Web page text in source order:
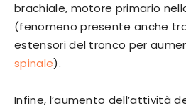
brachiale, motore primario
(fenomeno presente anche
estensori del tronco per
spinale).
Infine, l’aumento dell’attività